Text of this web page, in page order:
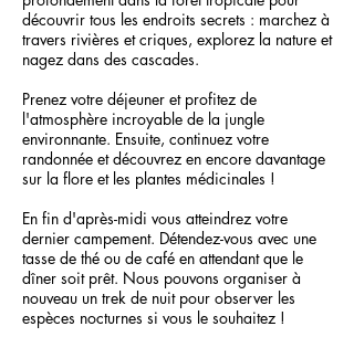
découvrir tous les endroits secrets : marchez à
travers rivières et criques, explorez la nature et
nagez dans des cascades.
Prenez votre déjeuner et profitez de
l'atmosphère incroyable de la jungle
environnante. Ensuite, continuez votre
randonnée et découvrez en encore davantage
sur la flore et les plantes médicinales !
En fin d'après-midi vous atteindrez votre
dernier campement. Détendez-vous avec une
tasse de thé ou de café en attendant que le
dîner soit prêt. Nous pouvons organiser à
nouveau un trek de nuit pour observer les
espèces nocturnes si vous le souhaitez !